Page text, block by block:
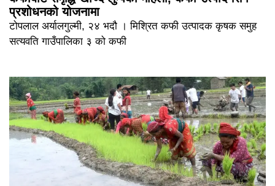
प्रशोधनको योजनामा
टोपलाल अर्यालगुल्मी, २४ भदौ । मिश्रित कफी उत्पादक कृषक समुह
सत्यवति गाउँपालिका ३ को कफी